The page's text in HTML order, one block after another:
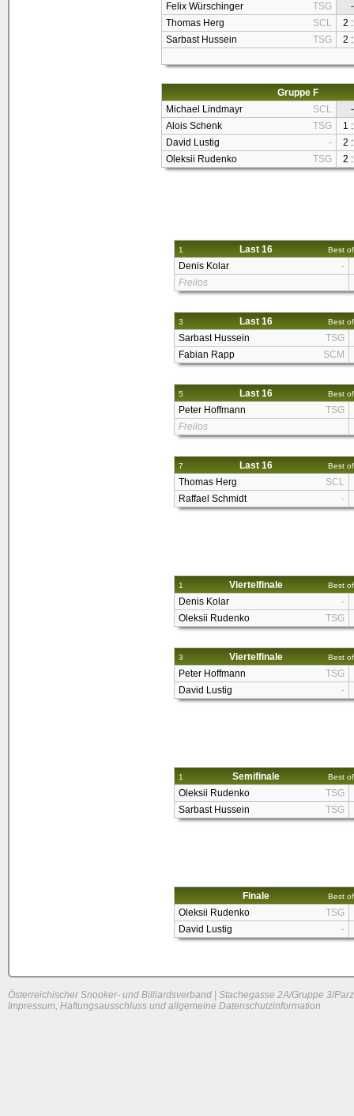
Felix Würschinger
TSG
-
Thomas Herg
SCL
2
Sarbast Hussein
TSG 2
Gruppe F
Michael Lindmayr
SCL
-
Alois Schenk
TSG
1
David Lustig
-
2
Oleksii Rudenko
TSG 2
1 Last 16 Best
Denis Kolar
-
Freilos
3 Last 16 Best
Sarbast Hussein
TSG
Fabian Rapp
SCM
5 Last 16 Best
Peter Hoffmann
TSG
Freilos
7 Last 16 Best
Thomas Herg
SCL
Raffael Schmidt
-
1 Viertelfinale Best
Denis Kolar
-
Oleksii Rudenko
TSG
3 Viertelfinale Best
Peter Hoffmann
TSG
David Lustig
-
1 Semifinale Best
Oleksii Rudenko
TSG
Sarbast Hussein
TSG
Finale Best
Oleksii Rudenko
TSG
David Lustig
-
Österreichischer Snooker- und Billiardsverband | Stachegasse 2A/Gruppe 3/
Impressum, Haftungsausschluss und allgemeine Datenschutzinformation